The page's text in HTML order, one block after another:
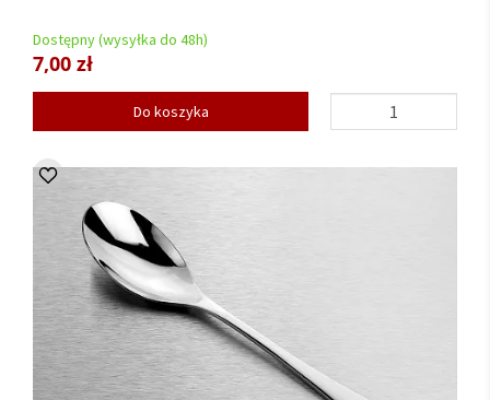
Dostępny (wysyłka do 48h)
7,00 zł
Do koszyka